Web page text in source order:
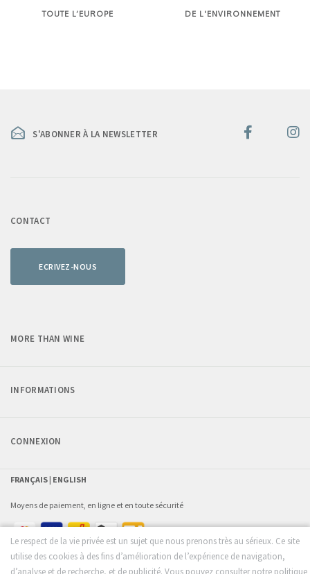
TOUTE L’EUROPE
DE L'ENVIRONNEMENT
S'ABONNER À LA NEWSLETTER
CONTACT
ECRIVEZ-NOUS
MORE THAN WINE
INFORMATIONS
CONNEXION
FRANÇAIS | ENGLISH
Moyens de paiement, en ligne et en toute sécurité
Le respect de la vie privée est un sujet que nous prenons très au sérieux. Ce site
utilise des cookies à des fins d’amélioration de l’expérience de navigation,
d’analyse et de recherche, et de publicité. Vous pouvez consulter notre politique